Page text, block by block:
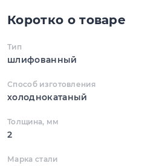
Коротко о товаре
Тип
шлифованный
Способ изготовления
холоднокатаный
Толщина, мм
2
Марка стали